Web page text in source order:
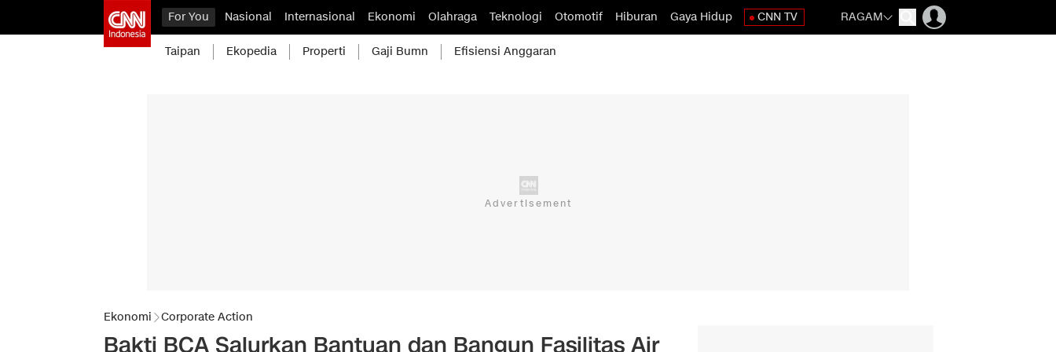
For You Nasional Internasional Ekonomi Olahraga Teknologi Otomotif Hiburan Gaya Hidup CNN TV RAGAM
Taipan Ekopedia Properti Gaji Bumn Efisiensi Anggaran
Ekonomi Corporate Action
Bakti BCA Salurkan Bantuan dan Bangun Fasilitas Air